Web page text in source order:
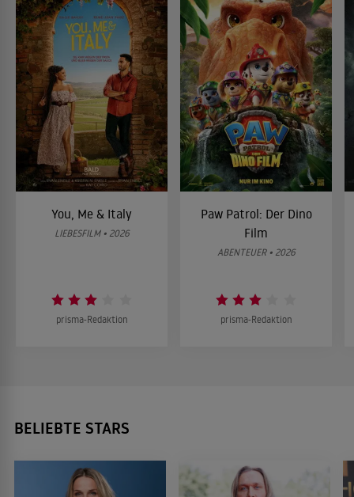
You, Me & Italy
LIEBESFILM • 2026
prisma-Redaktion
Paw Patrol: Der Dino
Film
ABENTEUER • 2026
prisma-Redaktion
BELIEBTE STARS